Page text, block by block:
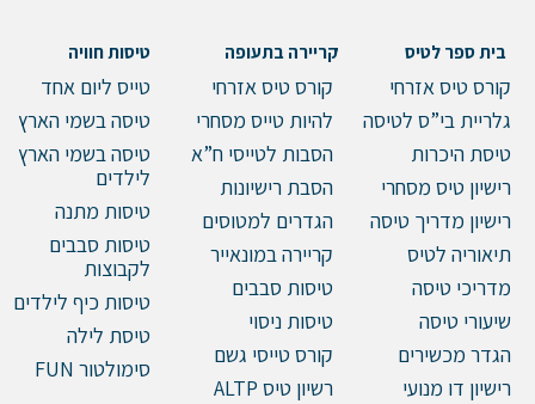
בית ספר לטיס
קורס טיס אזרחי
גלריית בי”ס לטיסה
טיסת היכרות
רישיון טיס מסחרי
רישיון מדריך טיסה
תיאוריה לטיס
מדריכי טיסה
שיעורי טיסה
הגדר מכשירים
רישיון דו מנועי
קריירה בתעופה
קורס טיס אזרחי
להיות טייס מסחרי
הסבות לטייסי ח”א
הסבת רישיונות
הגדרים למטוסים
קריירה במונאייר
טיסות סבבים
טיסות ניסוי
קורס טייסי גשם
רשיון טיס ALTP
טיסות חוויה
טייס ליום אחד
טיסה בשמי הארץ
טיסה בשמי הארץ
לילדים
טיסות מתנה
טיסות סבבים
לקבוצות
טיסות כיף לילדים
טיסת לילה
סימולטור FUN
טלפון
הערות ושאלות